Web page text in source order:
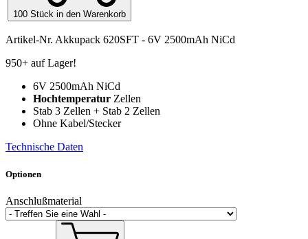
100 Stück in den Warenkorb
Artikel-Nr. Akkupack 620SFT - 6V 2500mAh NiCd
950+ auf Lager!
6V 2500mAh NiCd
Hochtemperatur Zellen
Stab 3 Zellen + Stab 2 Zellen
Ohne Kabel/Stecker
Technische Daten
Optionen
Anschlußmaterial